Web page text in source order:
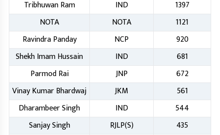
Tribhuwan Ram
IND
1397
NOTA
NOTA
1121
Ravindra Panday
NCP
920
Shekh Imam Hussain
IND
681
Parmod Rai
JNP
672
Vinay Kumar Bhardwaj
JKM
561
Dharambeer Singh
IND
544
Sanjay Singh
RJLP(S)
435